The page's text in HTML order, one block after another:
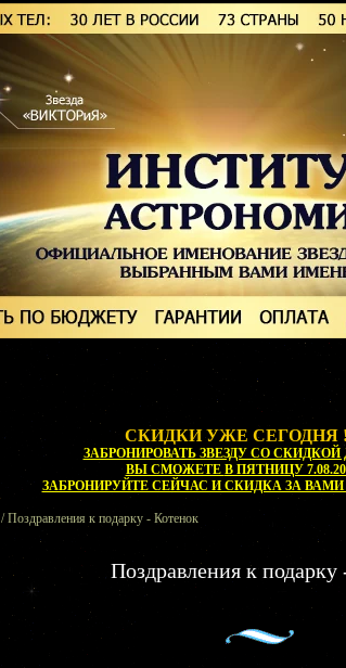
СКИДКИ УЖЕ СЕГОДНЯ
ЗАБРОНИРОВАТЬ ЗВЕЗДУ СО СКИДКОЙ
ВЫ СМОЖЕТЕ В ПЯТНИЦУ
ЗАБРОНИРУЙТЕ СЕЙЧАС И СКИДКА ЗА
/ Поздравления к подарку - Котенок
Поздравления к подарку